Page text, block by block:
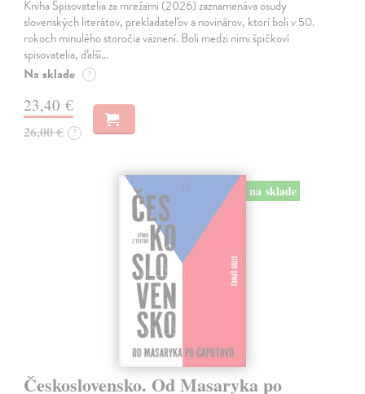
Kniha Spisovatelia za mrežami (2026) zaznamenáva osudy
slovenských literátov, prekladateľov a novinárov, ktorí boli v 50.
rokoch minulého storočia väznení. Boli medzi nimi špičkoví
spisovatelia, ďalší…
Na sklade ?
23,40 €
26,00 € ?
na sklade
Československo. Od Masaryka po